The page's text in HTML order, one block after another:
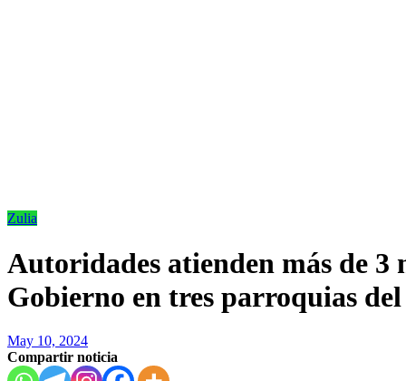
Zulia
Autoridades atienden más de 3
Gobierno en tres parroquias
May 10, 2024
Compartir noticia